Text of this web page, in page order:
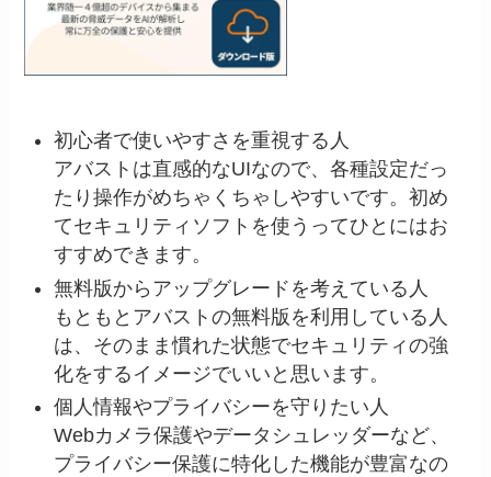
初心者で使いやすさを重視する人
アバストは直感的なUIなので、各種設定だっ
たり操作がめちゃくちゃしやすいです。初め
てセキュリティソフトを使うってひとにはお
すすめできます。
無料版からアップグレードを考えている人
もともとアバストの無料版を利用している人
は、そのまま慣れた状態でセキュリティの強
化をするイメージでいいと思います。
個人情報やプライバシーを守りたい人
Webカメラ保護やデータシュレッダーなど、
プライバシー保護に特化した機能が豊富なの